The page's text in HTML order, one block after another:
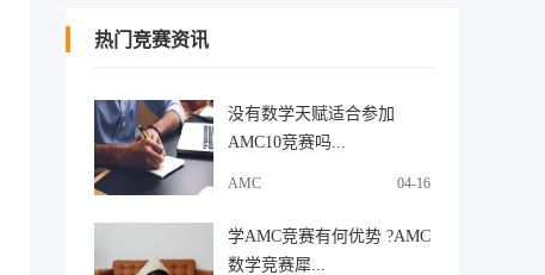
热门竞赛资讯
没有数学天赋适合参加
AMC10竞赛吗...
AMC 04-16
学AMC竞赛有何优势 ?AMC
数学竞赛犀...